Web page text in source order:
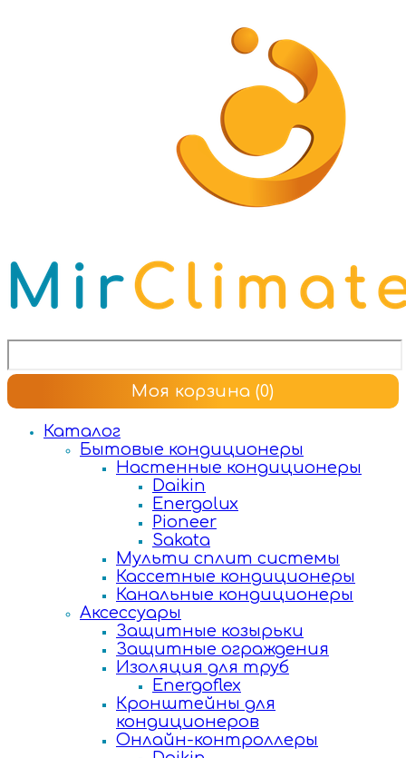
Моя корзина (0)
Каталог
Бытовые кондиционеры
Настенные кондиционеры
Daikin
Energolux
Pioneer
Sakata
Мульти сплит системы
Кассетные кондиционеры
Канальные кондиционеры
Аксессуары
Защитные козырьки
Защитные ограждения
Изоляция для труб
Energoflex
Кронштейны для
кондиционеров
Онлайн-контроллеры